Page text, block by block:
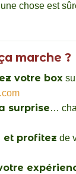
chose est
marche ?
votre box
surprise…
et profitez de